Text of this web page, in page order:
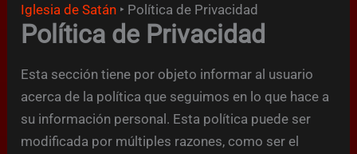
Iglesia de Satán ‣ Política de Privacidad
Política de Privacidad
Esta sección tiene por objeto informar al usuario
acerca de la política que seguimos en lo que hace a
su información personal. Esta política puede ser
modificada por múltiples razones, como ser el